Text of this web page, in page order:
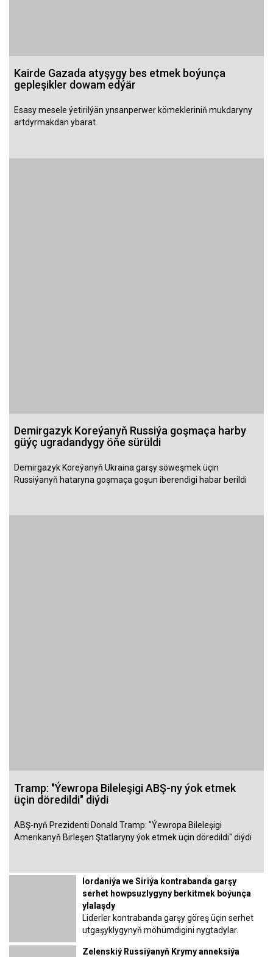
Kairde Gazada atyşygy bes etmek boýunça
gepleşikler dowam edýär
Esasy mesele ýetirilýän ynsanperwer kömekleriniň mukdaryny
artdyrmakdan ybarat.
Demirgazyk Koreýanyň Russiýa goşmaça harby
güýç ugradandygy öňe sürüldi
Demirgazyk Koreýanyň Ukraina garşy söweşmek üçin
Russiýanyň hataryna goşmaça goşun iberendigi habar berildi
Tramp: "Ýewropa Bileleşigi ABŞ-ny ýok etmek
üçin döredildi" diýdi
ABŞ-nyň Prezidenti Donald Tramp: "Ýewropa Bileleşigi
Amerikanyň Birleşen Ştatlaryny ýok etmek üçin döredildi" diýdi
Iordaniýa we Siriýa kontrabanda garşy
serhet howpsuzlygyny berkitmek boýunça
ylalaşdy
Liderler kontrabanda garşy göreş üçin serhet
utgaşyklygynyň möhümdigini nygtadylar.
Zelenskiý Russiýanyň Krymy anneksiýa